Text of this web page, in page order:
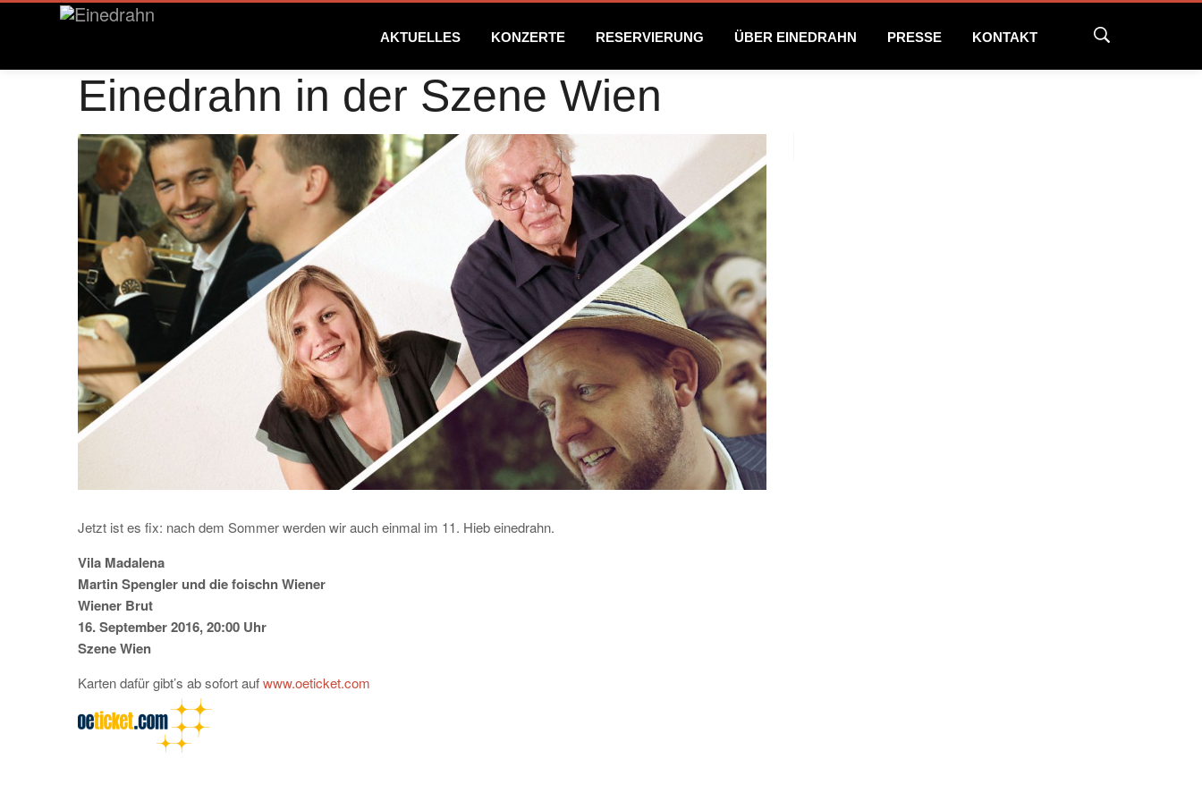
AKTUELLES KONZERTE RESERVIERUNG ÜBER EINEDRAHN PRESSE KONTAKT
Einedrahn in der Szene Wien
Jetzt ist es fix: nach dem Sommer werden wir auch einmal im 11. Hieb einedrahn.
Vila Madalena
Martin Spengler und die foischn Wiener
Wiener Brut
16. September 2016, 20:00 Uhr
Szene Wien
Karten dafür gibt’s ab sofort aufwww.oeticket.com